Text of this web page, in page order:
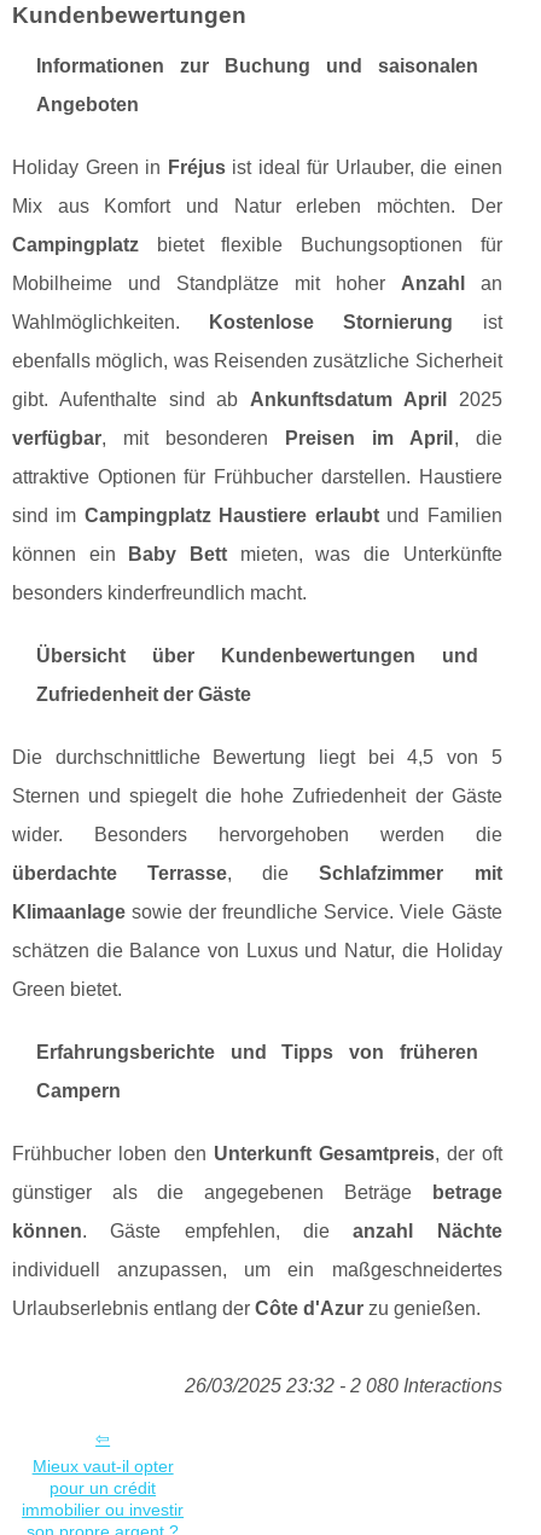
Kundenbewertungen
Informationen zur Buchung und saisonalen
Angeboten
Holiday Green in Fréjusist ideal für Urlauber, die einen
Mix aus Komfort und Natur erleben möchten. Der
Campingplatz bietet flexible Buchungsoptionen für
Mobilheime und Standplätze mit hoher Anzahl
an
Wahlmöglichkeiten.
Kostenlose Stornierung ist
ebenfalls möglich, was Reisenden zusätzliche Sicherheit
gibt. Aufenthalte sind ab Ankunftsdatum April
2025
verfügbar, mit besonderen Preisen im April , die
attraktive Optionen für Frühbucher darstellen. Haustiere
sind im Campingplatz Haustiere erlaubtund Familien
können ein
Baby Bettmieten, was die Unterkünfte
besonders kinderfreundlich macht.
Übersicht über Kundenbewertungen und
Zufriedenheit der Gäste
Die durchschnittliche Bewertung liegt bei 4,5 von 5
Sternen und spiegelt die hohe Zufriedenheit der Gäste
wider. Besonders hervorgehoben werden die
überdachte Terrasse, dieSchlafzimmer mit
Klimaanlage sowie der freundliche Service. Viele Gäste
schätzen die Balance von Luxus und Natur, die Holiday
Green bietet.
Erfahrungsberichte und Tipps von früheren
Campern
Frühbucher loben den Unterkunft Gesamtpreis, der oft
günstiger als die angegebenen Beträge
betrage
können. Gäste empfehlen, dieanzahl Nächte
individuell anzupassen, um ein maßgeschneidertes
Urlaubserlebnis entlang der Côte d'Azur zu genießen.
26/03/2025 23:32 - 2 080 Interactions
Mieux vaut-il opter
pour un crédit
immobilier ou investir
son propre argent ?